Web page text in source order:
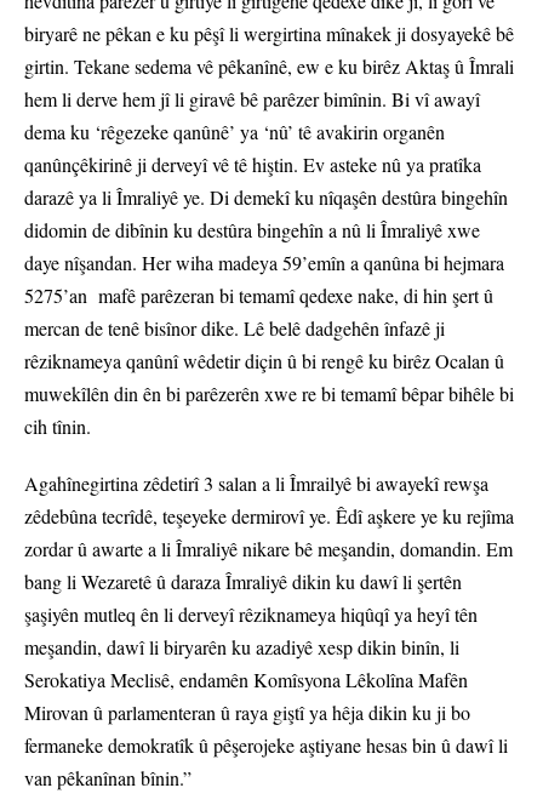
biryarê ne pêkan e ku pêşî li wergirtina mînakek ji dosyayekê bê
girtin. Tekane sedema vê pêkanînê, ew e ku birêz Aktaş û Îmrali
hem li derve hem jî li giravê bê parêzer bimînin. Bi vî awayî
dema ku ‘rêgezeke qanûnê’ ya ‘nû’ tê avakirin organên
qanûnçêkirinê ji derveyî vê tê hiştin. Ev asteke nû ya pratîka
darazê ya li Îmraliyê ye. Di demekî ku nîqaşên destûra bingehîn
didomin de dibînin ku destûra bingehîn a nû li Îmraliyê xwe
daye nîşandan. Her wiha madeya 59’emîn a qanûna bi hejmara
5275’an mafê parêzeran bi temamî qedexe nake, di hin şert û
mercan de tenê bisînor dike. Lê belê dadgehên înfazê ji
rêziknameya qanûnî wêdetir diçin û bi rengê ku birêz Ocalan û
muwekîlên din ên bi parêzerên xwe re bi temamî bêpar bihêle bi
cih tînin.
Agahînegirtina zêdetirî 3 salan a li Îmrailyê bi awayekî rewşa
zêdebûna tecrîdê, teşeyeke dermirovî ye. Êdî aşkere ye ku rejîma
zordar û awarte a li Îmraliyê nikare bê meşandin, domandin. Em
bang li Wezaretê û daraza Îmraliyê dikin ku dawî li şertên
şaşiyên mutleq ên li derveyî rêziknameya hiqûqî ya heyî tên
meşandin, dawî li biryarên ku azadiyê xesp dikin binîn, li
Serokatiya Meclisê, endamên Komîsyona Lêkolîna Mafên
Mirovan û parlamenteran û raya giştî ya hêja dikin ku ji bo
fermaneke demokratîk û pêşerojeke aştiyane hesas bin û dawî li
van pêkanînan bînin.”